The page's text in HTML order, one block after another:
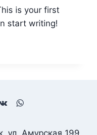
is your first
start writing!
ул. Амурская 199,